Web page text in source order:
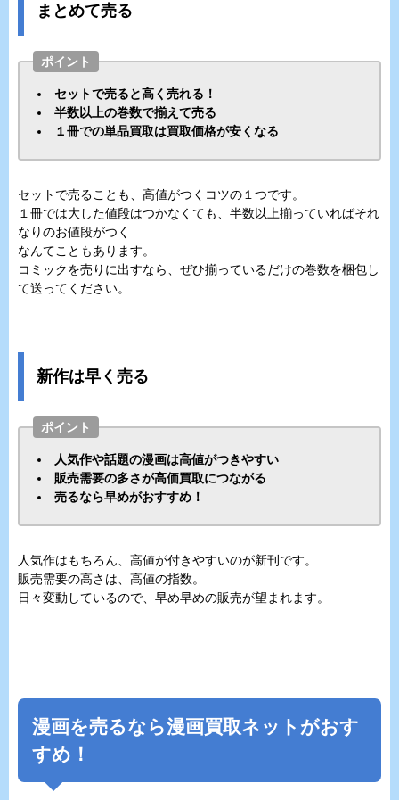
まとめて売る
ポイント
セットで売ると高く売れる！
半数以上の巻数で揃えて売る
１冊での単品買取は買取価格が安くなる
セットで売ることも、高値がつくコツの１つです。
１冊では大した値段はつかなくても、半数以上揃っていればそれ
なりのお値段がつく
なんてこともあります。
コミックを売りに出すなら、ぜひ揃っているだけの巻数を梱包し
て送ってください。
新作は早く売る
ポイント
人気作や話題の漫画は高値がつきやすい
販売需要の多さが高価買取につながる
売るなら早めがおすすめ！
人気作はもちろん、高値が付きやすいのが新刊です。
販売需要の高さは、高値の指数。
日々変動しているので、早め早めの販売が望まれます。
漫画を売るなら漫画買取ネットがおす
すめ！